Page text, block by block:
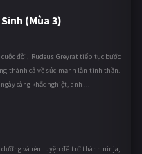
(Mùa 3)
đời, Rudeus Greyrat tiếp tục bước
thành cả về sức mạnh lẫn tinh thần.
càng khắc nghiệt, anh ...
và rèn luyện để trở thành ninja,